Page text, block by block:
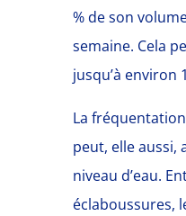
% de son
semaine. Cela
jusqu’à environ
La
peut, elle aussi,
niveau d’eau.
éclaboussures,